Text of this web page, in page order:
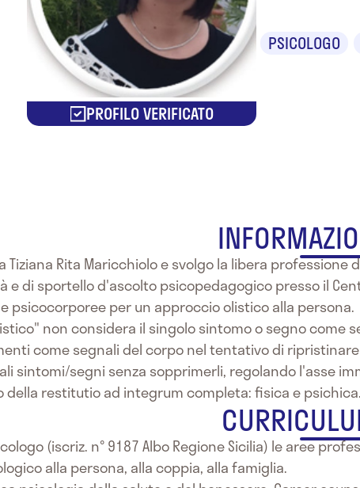
PROFILO VERIFICATO
PSICOLOGO
Tiziana Rita Maricchiolo e svolgo la libera
e di sportello d'ascolto psicopedagogico presso il
psicocorporee per un approccio olistico alla persona.
non considera il singolo sintomo o segno come
come segnali del corpo nel tentativo di
sintomi/segni senza sopprimerli, regolando l'asse
della restitutio ad integrum completa: fisica e psichica.
(iscriz. n° 9187 Albo Regione Sicilia) le aree
alla persona, alla coppia, alla famiglia.